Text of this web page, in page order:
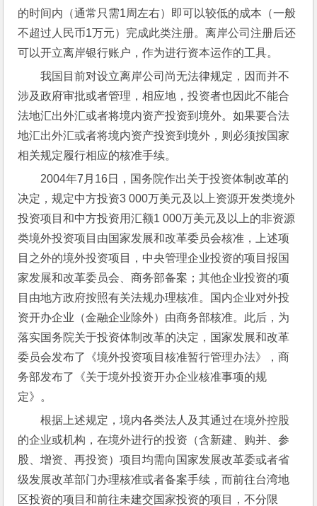
的时间内（通常只需1周左右）即可以较低的成本（一般
不超过人民币1万元）完成此类注册。离岸公司注册后还
可以开立离岸银行账户，作为进行资本运作的工具。
我国目前对设立离岸公司尚无法律规定，因而并不
涉及政府审批或者管理，相应地，投资者也因此不能合
法地汇出外汇或者将境内资产投资到境外。如果要合法
地汇出外汇或者将境内资产投资到境外，则必须按国家
相关规定履行相应的核准手续。
2004年7月16日，国务院作出关于投资体制改革的
决定，规定中方投资3 000万美元及以上资源开发类境外
投资项目和中方投资用汇额1 000万美元及以上的非资源
类境外投资项目由国家发展和改革委员会核准，上述项
目之外的境外投资项目，中央管理企业投资的项目报国
家发展和改革委员会、商务部备案；其他企业投资的项
目由地方政府按照有关法规办理核准。国内企业对外投
资开办企业（金融企业除外）由商务部核准。此后，为
落实国务院关于投资体制改革的决定，国家发展和改革
委员会发布了《境外投资项目核准暂行管理办法》，商
务部发布了《关于境外投资开办企业核准事项的规
定》。
根据上述规定，境内各类法人及其通过在境外控股
的企业或机构，在境外进行的投资（含新建、购并、参
股、增资、再投资）项目均需向国家发展改革委或者省
级发展改革部门办理核准或者备案手续，而前往台湾地
区投资的项目和前往未建交国家投资的项目，不分限